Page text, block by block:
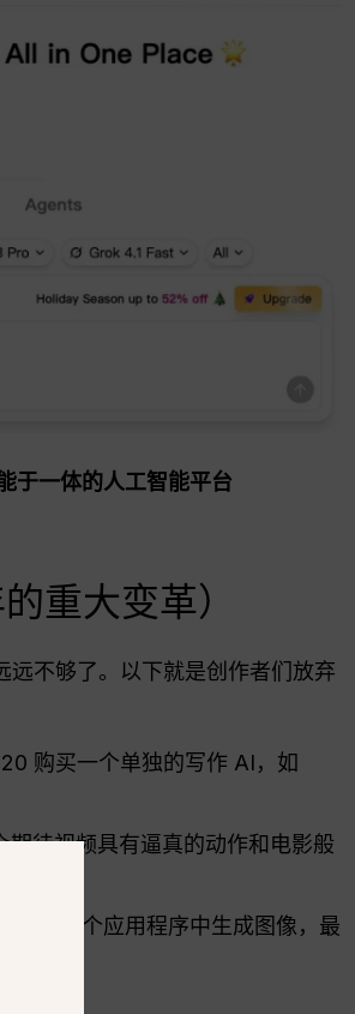
于一体的人工智能平台
重大变革）
不够了。以下就是创作者们放弃
购买一个单独的写作 AI，如
待视频具有逼真的动作和电影般
在另一个应用程序中生成图像，最
.